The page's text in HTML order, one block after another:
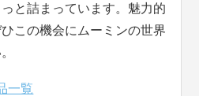
と詰まっています。魅力的
この機会にムーミンの世界
一覧